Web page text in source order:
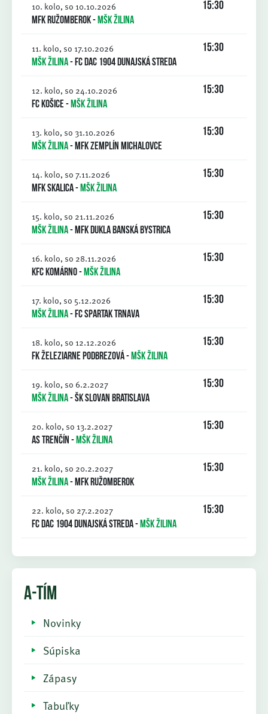
10. kolo, so 10.10.2026
MFK Ružomberok-MŠK Žilina
15:30
11. kolo, so 17.10.2026
MŠK Žilina-FC DAC 1904 Dunajská Streda
15:30
12. kolo, so 24.10.2026
FC Košice-MŠK Žilina
15:30
13. kolo, so 31.10.2026
MŠK Žilina-MFK Zemplín Michalovce
15:30
14. kolo, so 7.11.2026
MFK Skalica-MŠK Žilina
15:30
15. kolo, so 21.11.2026
MŠK Žilina-MFK Dukla Banská Bystrica
15:30
16. kolo, so 28.11.2026
KFC Komárno-MŠK Žilina
15:30
17. kolo, so 5.12.2026
MŠK Žilina-FC Spartak Trnava
15:30
18. kolo, so 12.12.2026
FK Železiarne Podbrezová-MŠK Žilina
15:30
19. kolo, so 6.2.2027
MŠK Žilina-ŠK Slovan Bratislava
15:30
20. kolo, so 13.2.2027
AS Trenčín -MŠK Žilina
15:30
21. kolo, so 20.2.2027
MŠK Žilina-MFK Ružomberok
15:30
22. kolo, so 27.2.2027
FC DAC 1904 Dunajská Streda-MŠK Žilina
15:30
A-TÍM
Novinky
Súpiska
Zápasy
Tabuľky